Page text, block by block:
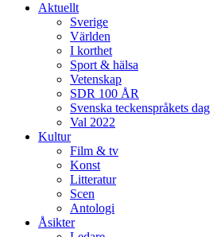
Aktuellt
Sverige
Världen
I korthet
Sport & hälsa
Vetenskap
SDR 100 ÅR
Svenska teckenspråkets dag
Val 2022
Kultur
Film & tv
Konst
Litteratur
Scen
Antologi
Åsikter